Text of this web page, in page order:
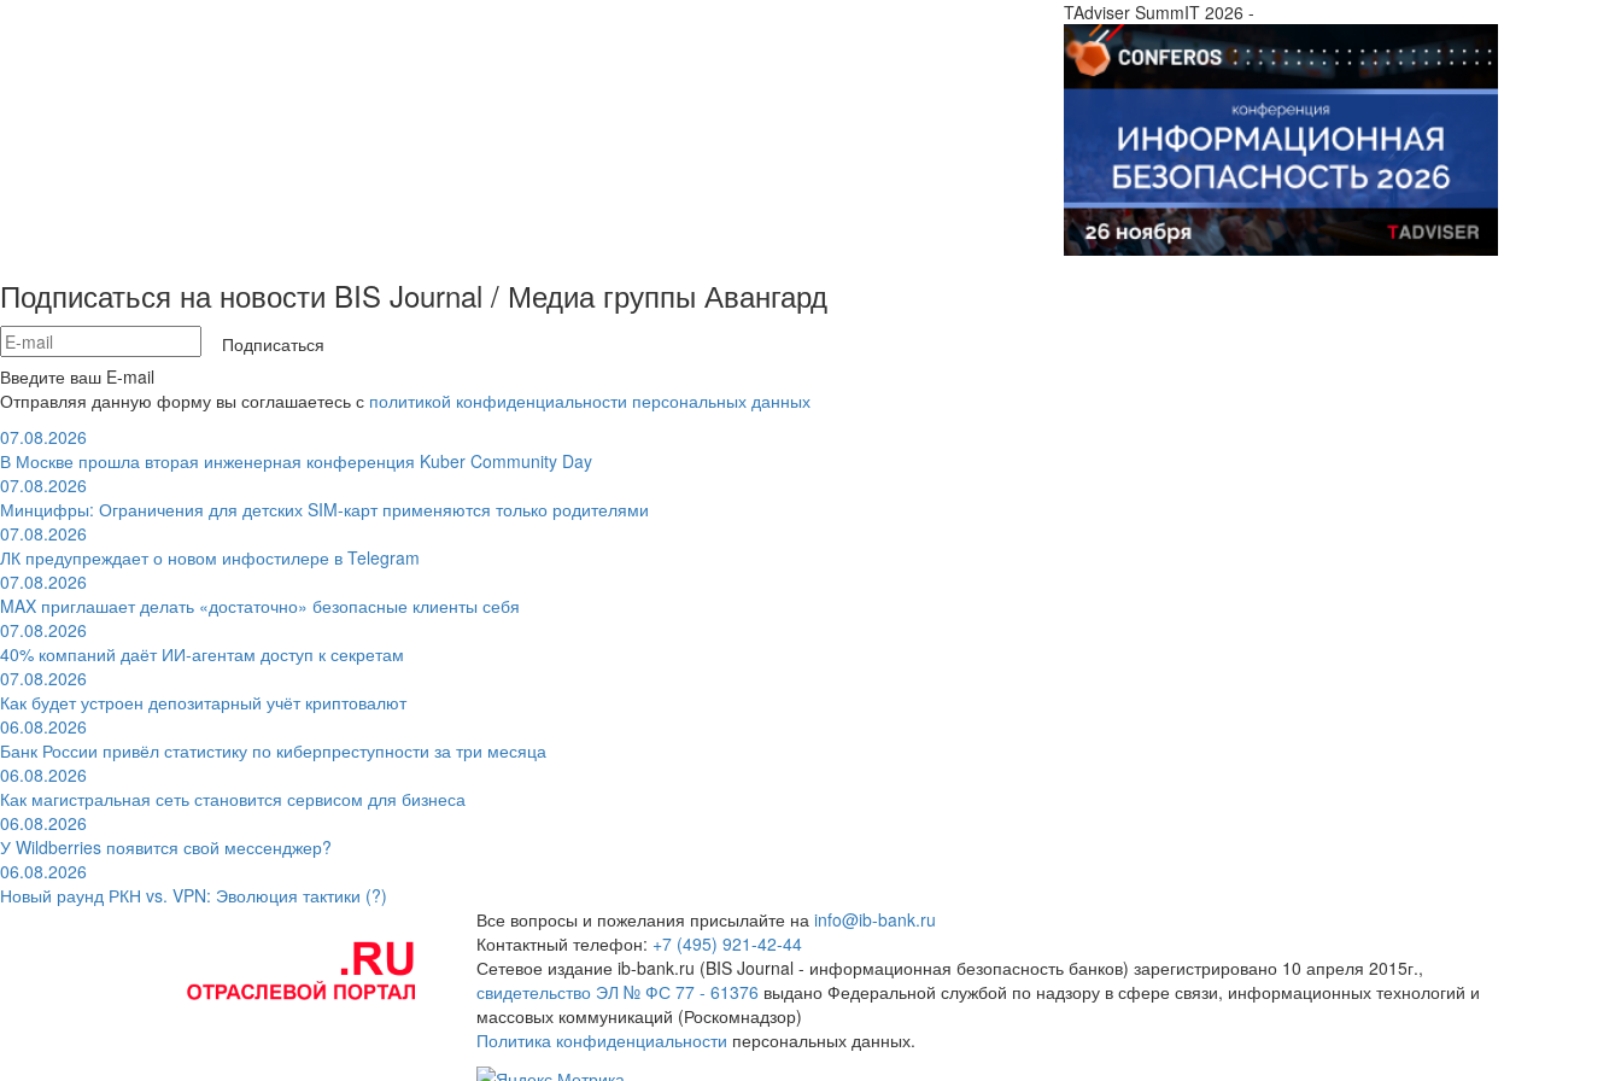
TAdviser SummIT 2026 -
Подписаться на новости BIS Journal / Медиа группы Авангард
Подписаться
Введите ваш E-mail
Отправляя данную форму вы соглашаетесь с политикой конфиденциальности персональных данных
07.08.2026
В Москве прошла вторая инженерная конференция Kuber Community Day
07.08.2026
Минцифры: Ограничения для детских SIM-карт применяются только родителями
07.08.2026
ЛК предупреждает о новом инфостилере в Telegram
07.08.2026
MAX приглашает делать «достаточно» безопасные клиенты себя
07.08.2026
40% компаний даёт ИИ‑агентам доступ к секретам
07.08.2026
Как будет устроен депозитарный учёт криптовалют
06.08.2026
Банк России привёл статистику по киберпреступности за три месяца
06.08.2026
Как магистральная сеть становится сервисом для бизнеса
06.08.2026
У Wildberries появится свой мессенджер?
06.08.2026
Новый раунд РКН vs. VPN: Эволюция тактики (?)
Все вопросы и пожелания присылайте на info@ib-bank.ru
Контактный телефон: +7 (495) 921-42-44
Сетевое издание ib-bank.ru (BIS Journal - информационная безопасность банков) зарегистрировано 10 апреля 2015г.,
свидетельство ЭЛ № ФС 77 - 61376 выдано Федеральной службой по надзору в сфере связи, информационных технологий и
массовых коммуникаций (Роскомнадзор)
Политика конфиденциальности персональных данных.